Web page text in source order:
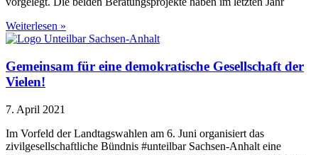
Weiterlesen »
Gemeinsam für eine demokratische Gesellschaft der
Vielen!
7. April 2021
Im Vorfeld der Landtagswahlen am 6. Juni organisiert das
zivilgesellschaftliche Bündnis #unteilbar Sachsen-Anhalt eine